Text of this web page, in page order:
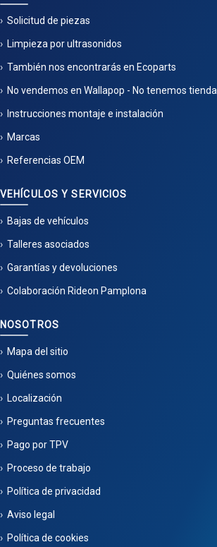
Solicitud de piezas
Limpieza por ultrasonidos
También nos encontrarás en Ecoparts
No vendemos en Wallapop - No tenemos tienda
Instrucciones montaje e instalación
Marcas
Referencias OEM
VEHÍCULOS Y SERVICIOS
Bajas de vehículos
Talleres asociados
Garantías y devoluciones
Colaboración Rideon Pamplona
NOSOTROS
Mapa del sitio
Quiénes somos
Localización
Preguntas frecuentes
Pago por TPV
Proceso de trabajo
Política de privacidad
Aviso legal
Política de cookies